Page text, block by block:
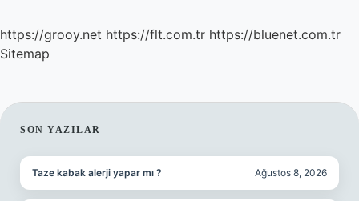
https://grooy.net https://flt.com.tr https://bluenet.com.tr
Sitemap
SIDEBAR
SON YAZILAR
Taze kabak alerji yapar mı ? Ağustos 8, 2026